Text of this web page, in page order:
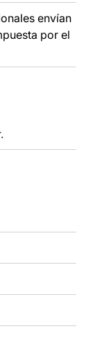
envían
por el